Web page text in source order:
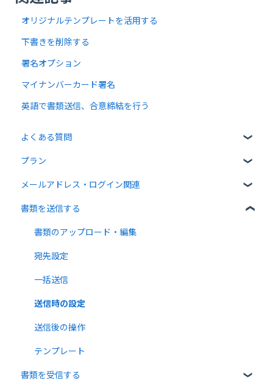
オリジナルテンプレートを活用する
下書きを削除する
署名オプション
マイナンバーカード署名
英語で書類送信、合意締結を行う
よくある質問
クラウドサインについて
書類について
操作方法について
通知メールについて
プラン
無料プラン
有料プラン
無料オプション
有料オプション
連携プラン
メールアドレス・ログイン関連
ログイン関連
書類を送信する
書類のアップロード・編集
宛先設定
一括送信
送信時の設定
送信後の操作
テンプレート
書類を受信する